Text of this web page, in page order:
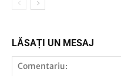
LĂSAȚI UN MESAJ